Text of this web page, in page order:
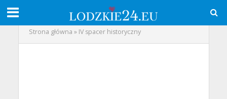
Strona główna » IV spacer historyczny